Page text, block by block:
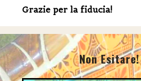
Grazie per la fiducia!
Non Esitare!